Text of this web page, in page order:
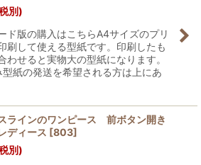
別)
ド版の購入はこちらA4サイズのプリ
刷して使える型紙です。印刷したも
わせると実物大の型紙になります。
型紙の発送を希望される方は上にあ
ラインのワンピース 前ボタン開き
ディース [803]
別)